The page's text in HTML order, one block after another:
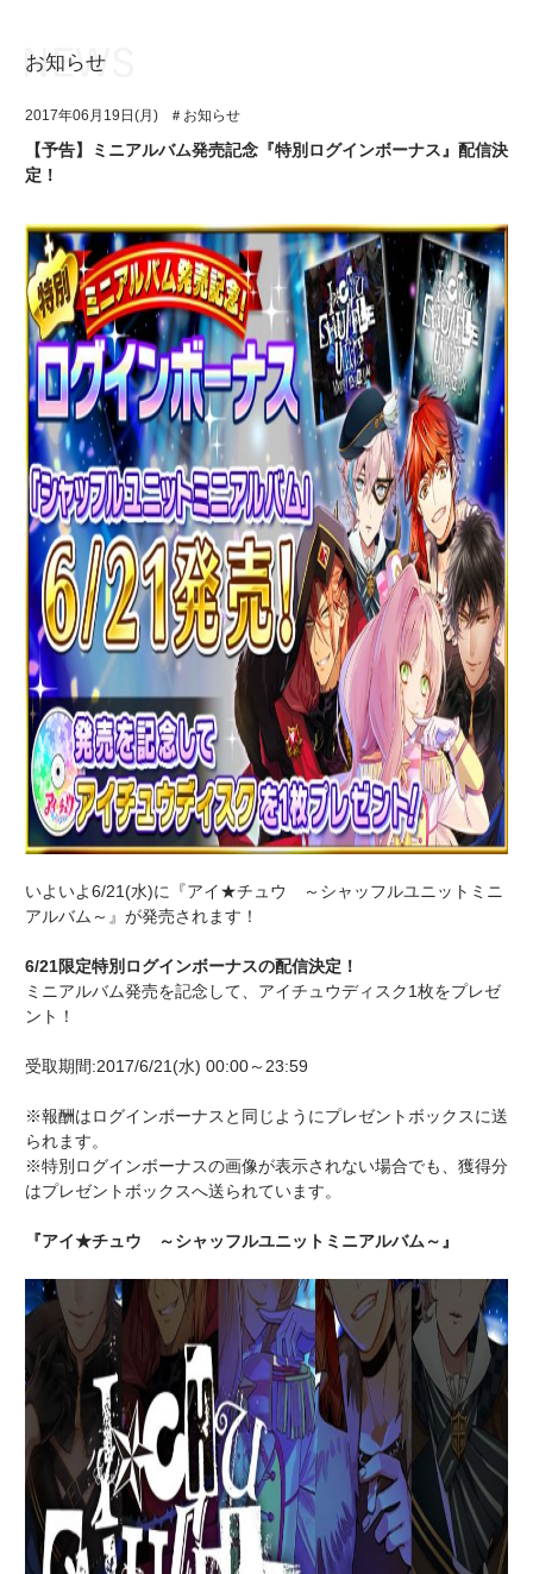
ユニット&キャラクター
アプリゲーム
イベント・キャンペーン
ミュージック
グッズ・本
ギャラリー
アイ★チュウとは
ユニット&キャラクター
アプリゲーム
イベント・キャンペーン
ミュージック
グッズ・本
ギャラリー
お知らせ
2017年06月19日(月) ＃お知らせ
【予告】ミニアルバム発売記念『特別ログインボーナス』配信決
定！
いよいよ6/21(水)に『アイ★チュウ ～シャッフルユニットミニ
アルバム～』が発売されます！
6/21限定特別ログインボーナスの配信決定！
ミニアルバム発売を記念して、アイチュウディスク1枚をプレゼ
ント！
受取期間:2017/6/21(水) 00:00～23:59
※報酬はログインボーナスと同じようにプレゼントボックスに送
られます。
※特別ログインボーナスの画像が表示されない場合でも、獲得分
はプレゼントボックスへ送られています。
『アイ★チュウ ～シャッフルユニットミニアルバム～』